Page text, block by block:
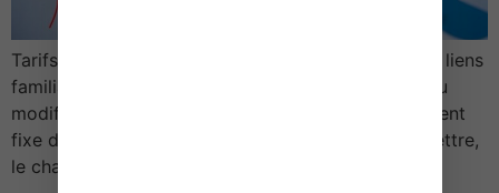
Tarifs des notaires Actes relatifs à la pérennité des liens
familiaux – 2016Le pacte civil de solidarité initial ou
modificatif donne lieu à la perception d’un émolument
fixe de 192,31 €.Le contrat de mariage, la contre-lettre,
le changement de régime …